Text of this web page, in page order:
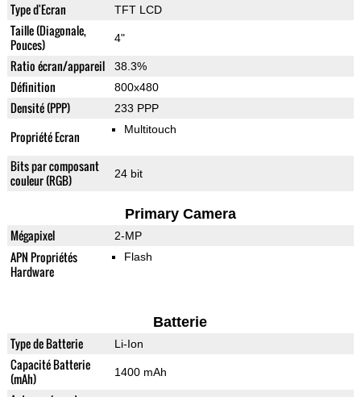
Type d'Ecran TFT LCD
Taille (Diagonale,
Pouces)
4"
Ratio écran/appareil 38.3%
Définition 800x480
Densité (PPP) 233 PPP
Propriété Ecran Multitouch
Bits par composant
couleur (RGB)
24 bit
Primary Camera
Mégapixel 2-MP
APN Propriétés
Hardware
Flash
Batterie
Type de Batterie Li-Ion
Capacité Batterie
(mAh)
1400 mAh